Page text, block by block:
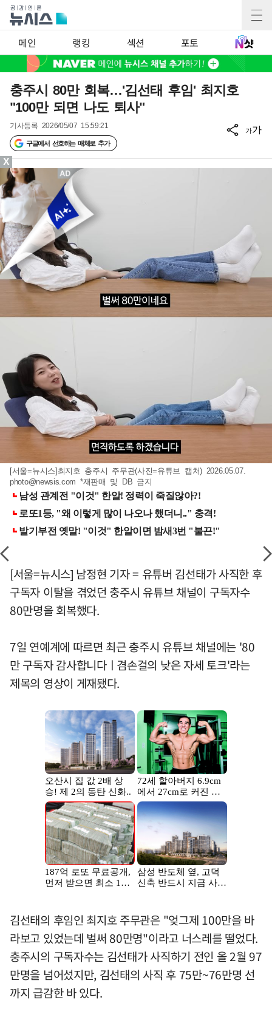
메인 랭킹 섹션 포토
충주시 80만 회복…'김선태 후임' 최지호
"100만 되면 나도 퇴사"
기사등록 2026/05/07 15:59:21
구글에서 선호하는 매체로 추가
가가
[서울=뉴시스]최지호 충주시 주무관(사진=유튜브 캡처) 2026.05.07.
photo@newsis.com *재판매 및 DB 금지
[서울=뉴시스] 남정현 기자 = 유튜버 김선태가 사직한 후
구독자 이탈을 겪었던 충주시 유튜브 채널이 구독자수
80만명을 회복했다.
7일 연예계에 따르면 최근 충주시 유튜브 채널에는 '80
만 구독자 감사합니다ㅣ겸손걸의 낮은 자세 토크'라는
제목의 영상이 게재됐다.
김선태의 후임인 최지호 주무관은 "엊그제 100만을 바
라보고 있었는데 벌써 80만명"이라고 너스레를 떨었다.
충주시의 구독자수는 김선태가 사직하기 전인 올 2월 97
만명을 넘어섰지만, 김선태의 사직 후 75만~76만명 선
까지 급감한 바 있다.
X